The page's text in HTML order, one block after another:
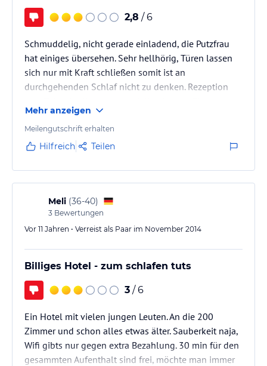
2,8 / 6
Schmuddelig, nicht gerade einladend, die Putzfrau
hat einiges übersehen. Sehr hellhörig, Türen lassen
sich nur mit Kraft schließen somit ist an
durchgehenden Schlaf nicht zu denken. Rezeption
Fenster zur Straßenseite, Einfachverglasung und
Fenster lässt sich nicht richtig Schließen.
Mehr anzeigen
Meilengutschrift erhalten
Hilfreich Teilen
Meli (36-40)
3 Bewertungen
Vor 11 Jahren • Verreist als Paar im November 2014
Billiges Hotel - zum schlafen tuts
3 / 6
Ein Hotel mit vielen jungen Leuten. An die 200
Zimmer und schon alles etwas älter. Sauberkeit naja,
Wifi gibts nur gegen extra Bezahlung. 30 min für den
gesammten Aufenthalt sind frei, möchte man immer